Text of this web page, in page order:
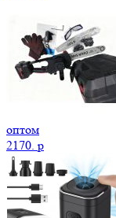
оптом
2170. p